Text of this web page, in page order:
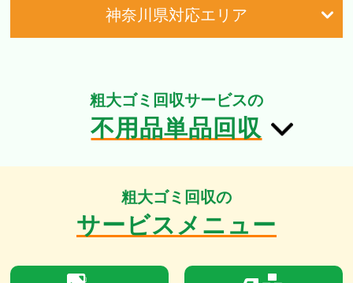
神奈川県対応エリア
粗大ゴミ回収サービスの
不用品単品回収
粗大ゴミ回収の
サービスメニュー